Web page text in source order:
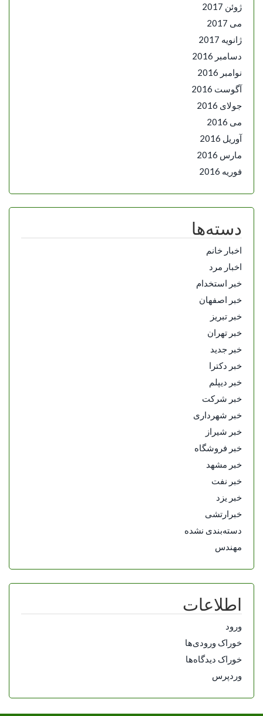
ژوئن 2017
می 2017
ژانویه 2017
دسامبر 2016
نوامبر 2016
آگوست 2016
جولای 2016
می 2016
آوریل 2016
مارس 2016
فوریه 2016
دسته‌ها
اخبار خانم
اخبار مرد
خبر استخدام
خبر اصفهان
خبر تبریز
خبر تهران
خبر جدید
خبر دکترا
خبر دیپلم
خبر شرکت
خبر شهرداری
خبر شیراز
خبر فروشگاه
خبر مشهد
خبر نفت
خبر یزد
خبرارتشی
دسته‌بندی نشده
مهندس
اطلاعات
ورود
خوراک ورودی‌ها
خوراک دیدگاه‌ها
وردپرس